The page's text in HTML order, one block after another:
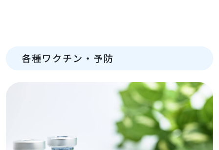
各種ワクチン・予防